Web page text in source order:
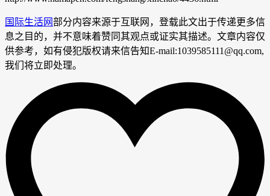
国际生活网部分内容来源于互联网，登载此文出于传递更多信
息之目的，并不意味着赞同其观点或证实其描述。文章内容仅
供参考，如有侵犯版权请来信告知E-mail:1039585111@qq.com,
我们将立即处理。